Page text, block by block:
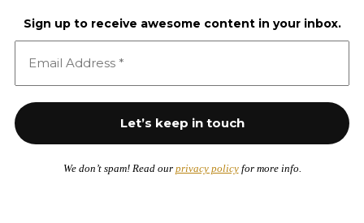
Sign up to receive awesome content in your inbox.
We don’t spam! Read our privacy policyfor more info.